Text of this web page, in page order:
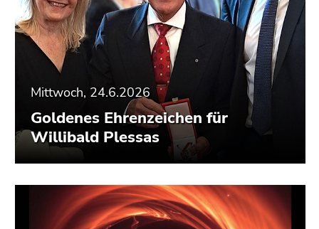
Mittwoch, 24.6.2026
Goldenes Ehrenzeichen für
Willibald Plessas